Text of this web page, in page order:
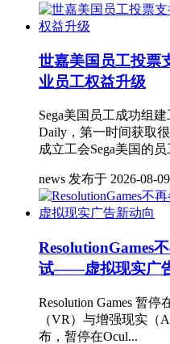
世嘉美国员工投票
业员工权益升级
Sega美国员工成功组
Daily，第一时间获取
成立工会Sega美国的
news 发布于 2026-08-09
ResolutionGames
试——虚拟现实广
Resolution Games 暂
（VR）与增强现实（
布，暂停在Ocul...